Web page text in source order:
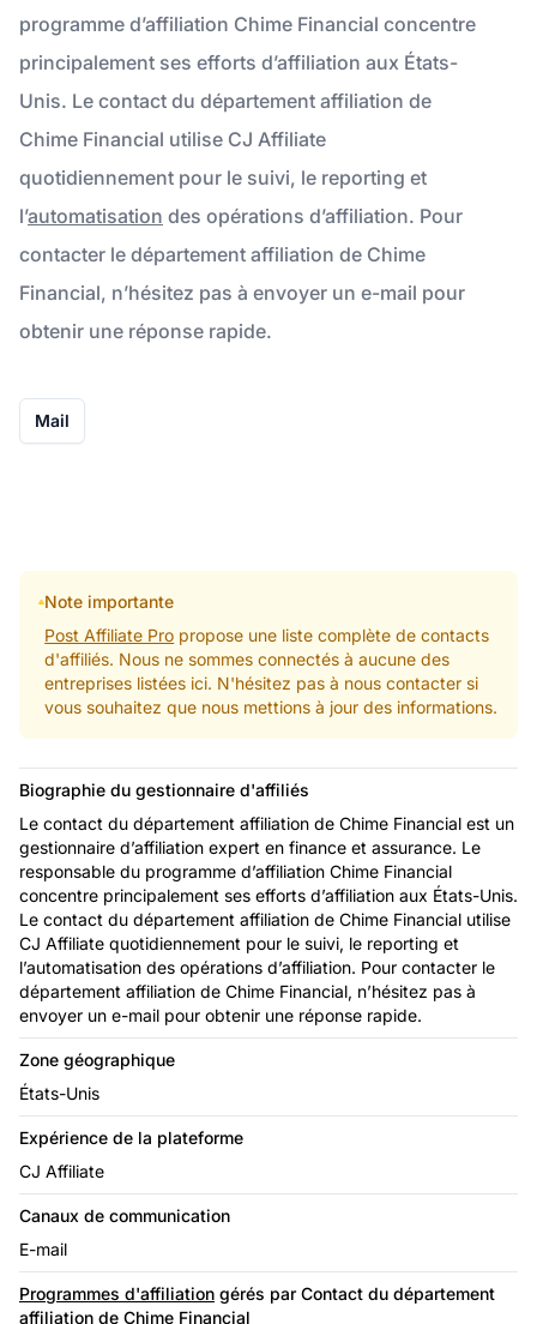
programme d’affiliation Chime Financial concentre
principalement ses efforts d’affiliation aux États-
Unis. Le contact du département affiliation de
Chime Financial utilise CJ Affiliate
quotidiennement pour le suivi, le reporting et
l’automatisation des opérations d’affiliation. Pour
contacter le département affiliation de Chime
Financial, n’hésitez pas à envoyer un e-mail pour
obtenir une réponse rapide.
Mail
Note importante
Post Affiliate Pro propose une liste complète de contacts
d'affiliés. Nous ne sommes connectés à aucune des
entreprises listées ici. N'hésitez pas à nous contacter si
vous souhaitez que nous mettions à jour des informations.
Biographie du gestionnaire d'affiliés
Le contact du département affiliation de Chime Financial est un
gestionnaire d’affiliation expert en finance et assurance. Le
responsable du programme d’affiliation Chime Financial
concentre principalement ses efforts d’affiliation aux États-Unis.
Le contact du département affiliation de Chime Financial utilise
CJ Affiliate quotidiennement pour le suivi, le reporting et
l’automatisation des opérations d’affiliation. Pour contacter le
département affiliation de Chime Financial, n’hésitez pas à
envoyer un e-mail pour obtenir une réponse rapide.
Zone géographique
États-Unis
Expérience de la plateforme
CJ Affiliate
Canaux de communication
E-mail
Programmes d'affiliation gérés par Contact du département
affiliation de Chime Financial